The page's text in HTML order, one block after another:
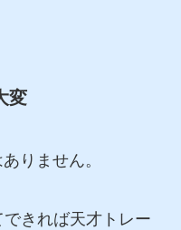
変
りません。
きれば天才トレー